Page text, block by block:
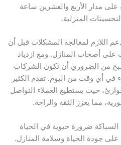
مدار الأربع والعشرين ساعة
المنزلية.
اللازم لمعالجة المشكلات قبل أن
على أصحاب المنازل. ومع ازدياد
من الضروري أن تكون الشركات
في أي وقت من اليوم. تقدم الكثير
حيث يستطيع العملاء التواصل
مما يعزز الثقة والراحة.
ضرورة حيوية في الحياة
جودة الحياة وسلامة المنازل.